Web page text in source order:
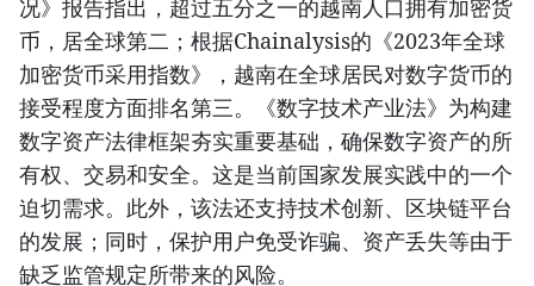
况》报告指出，超过五分之一的越南人口拥有加密货
币，居全球第二；根据Chainalysis的《2023年全球
加密货币采用指数》，越南在全球居民对数字货币的
接受程度方面排名第三。《数字技术产业法》为构建
数字资产法律框架夯实重要基础，确保数字资产的所
有权、交易和安全。这是当前国家发展实践中的一个
迫切需求。此外，该法还支持技术创新、区块链平台
的发展；同时，保护用户免受诈骗、资产丢失等由于
缺乏监管规定所带来的风险。